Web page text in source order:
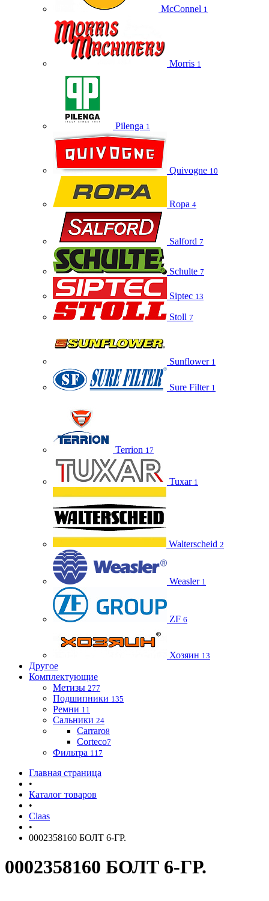
McConnel 1
Morris 1
Pilenga 1
Quivogne 10
Ropa 4
Salford 7
Schulte 7
Siptec 13
Stoll 7
Sunflower 1
Sure Filter 1
Terrion 17
Tuxar 1
Walterscheid 2
Weasler 1
ZF 6
Хозяин 13
Другое
Комплектующие
Метизы 277
Подшипники 135
Ремни 11
Сальники 24
Carraro8
Corteco7
Фильтра 117
Главная страница
•
Каталог товаров
•
Claas
•
0002358160 БОЛТ 6-ГР.
0002358160 БОЛТ 6-ГР.